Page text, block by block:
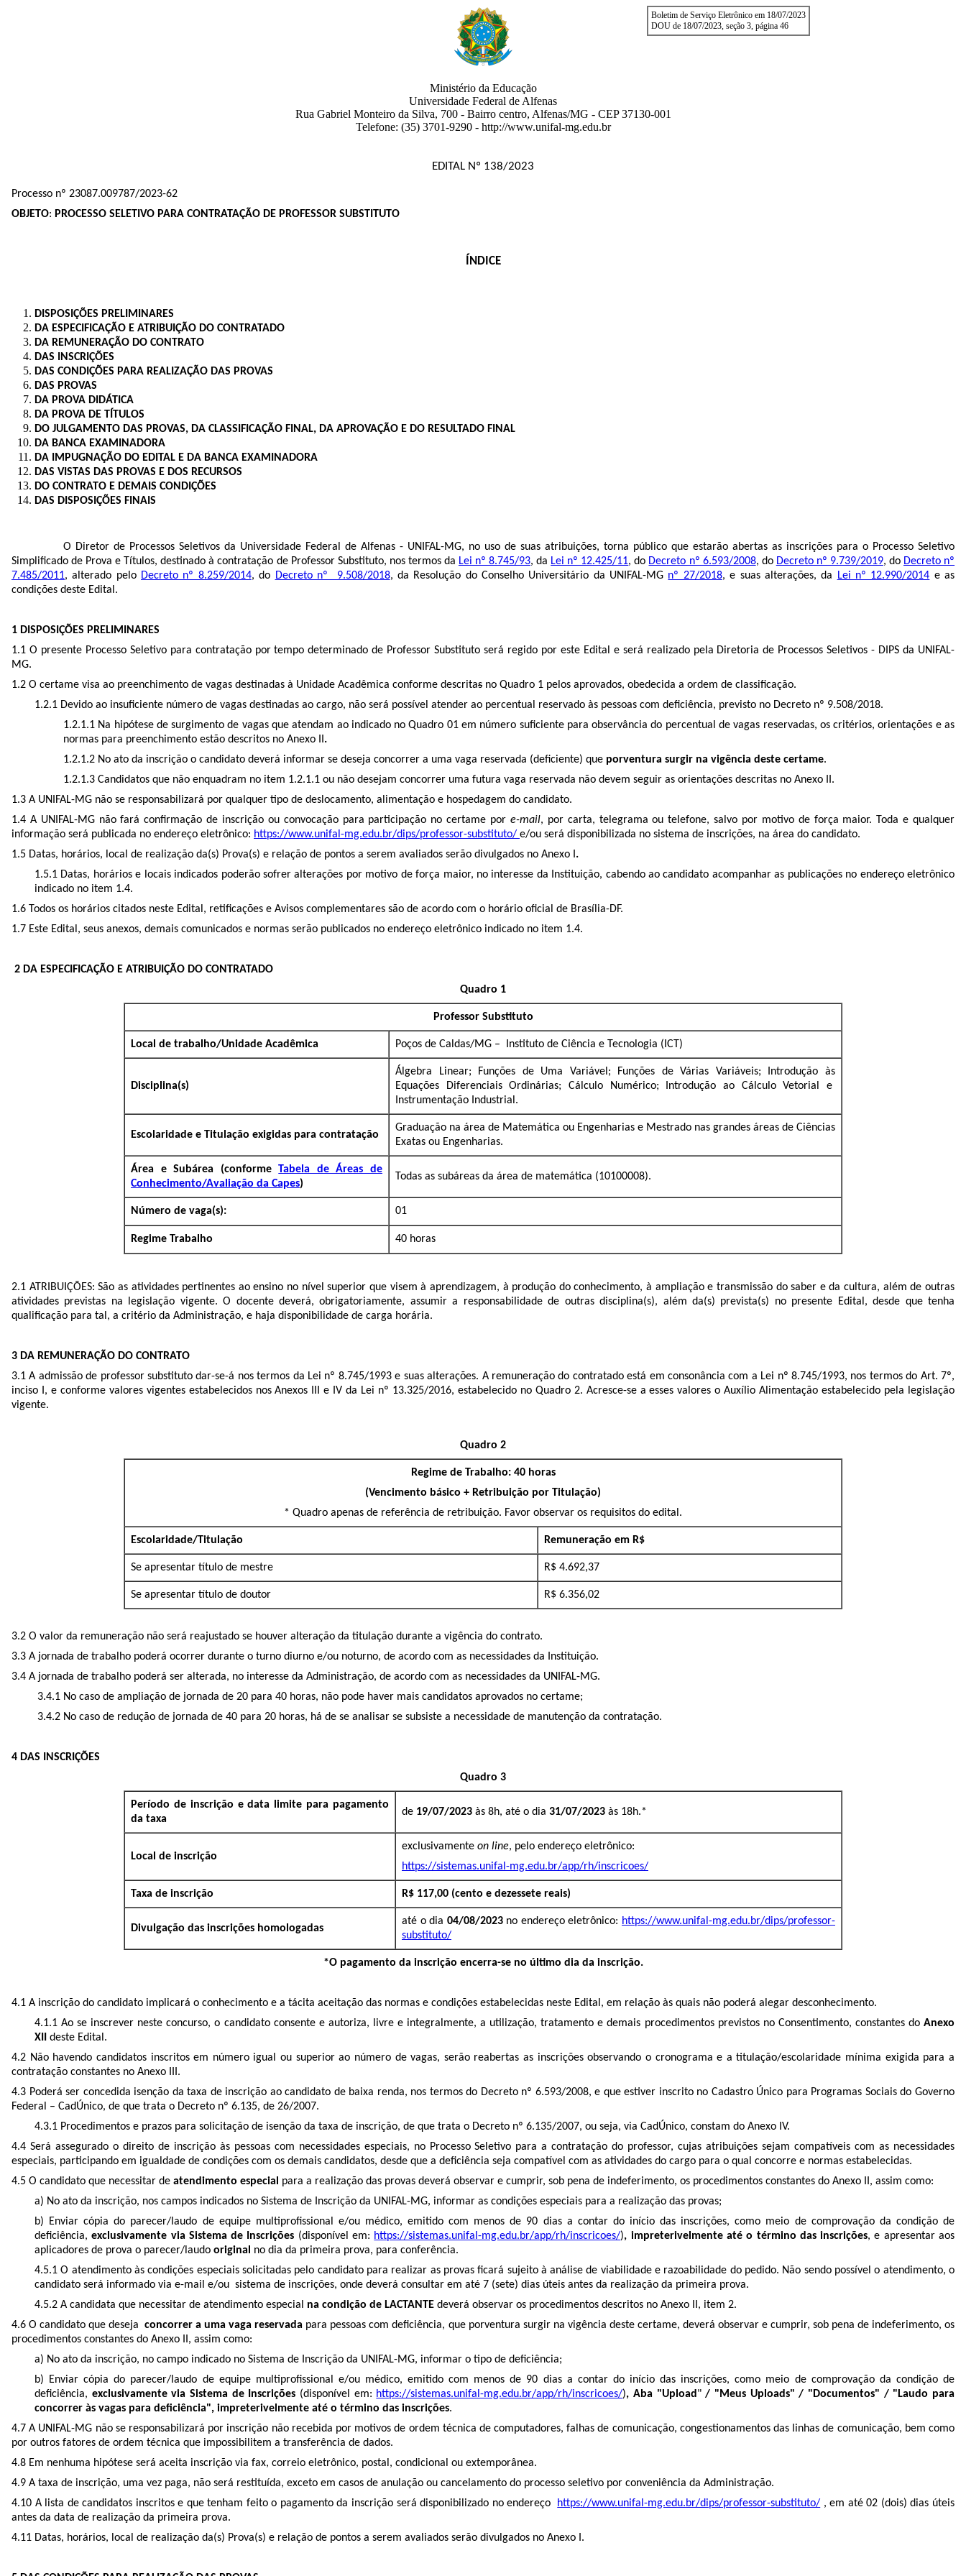
Boletim de Serviço Eletrônico em 18/07/2023
DOU de 18/07/2023, seção 3, página 46
Ministério da Educação
Universidade Federal de Alfenas
Rua Gabriel Monteiro da Silva, 700 - Bairro centro, Alfenas/MG - CEP 37130-001
Telefone: (35) 3701-9290- http://www.unifal-mg.edu.br
EDITAL Nº 138/2023
Processo nº 23087.009787/2023-62
OBJETO: PROCESSO SELETIVO PARA CONTRATAÇÃO DE PROFESSOR SUBSTITUTO
ÍNDICE
DISPOSIÇÕES PRELIMINARES
DA ESPECIFICAÇÃO E ATRIBUIÇÃO DO CONTRATADO
DA REMUNERAÇÃO DO CONTRATO
DAS INSCRIÇÕES
DAS CONDIÇÕES PARA REALIZAÇÃO DAS PROVAS
DAS PROVAS
DA PROVA DIDÁTICA
DA PROVA DE TÍTULOS
DO JULGAMENTO DAS PROVAS, DA CLASSIFICAÇÃO FINAL, DA APROVAÇÃO E DO RESULTADO FINAL
DA BANCA EXAMINADORA
DA IMPUGNAÇÃO DO EDITAL E DA BANCA EXAMINADORA
DAS VISTAS DAS PROVAS E DOS RECURSOS
DO CONTRATO E DEMAIS CONDIÇÕES
DAS DISPOSIÇÕES FINAIS
O Diretor de Processos Seletivos da Universidade Federal de Alfenas - UNIFAL-MG, no uso de suas atribuições, torna público que estarão abertas as inscrições para o Processo Seletivo
Simplificado de Prova e Títulos, destinado à contratação de Professor Substituto, nos termos da Lei nº 8.745/93, da Lei nº 12.425/11, do Decreto nº 6.593/2008, do Decreto nº 9.739/2019, do Decreto nº
7.485/2011, alterado pelo Decreto nº 8.259/2014, do Decreto nº 9.508/2018, da Resolução do Conselho Universitário da UNIFAL-MG nº 27/2018, e suas alterações, da Lei nº 12.990/2014 e as
condições deste Edital.
1 DISPOSIÇÕES PRELIMINARES
1.1 O presente Processo Seletivo para contratação por tempo determinado de Professor Substituto será regido por este Edital e será realizado pela Diretoria de Processos Seletivos - DIPS da UNIFAL-
MG.
1.2 O certame visa ao preenchimento de vagas destinadas à Unidade Acadêmica conforme descritas no Quadro 1 pelos aprovados, obedecida a ordem de classificação.
1.2.1 Devido ao insuficiente número de vagas destinadas ao cargo, não será possível atender ao percentual reservado às pessoas com deficiência, previsto no Decreto nº 9.508/2018.
1.2.1.1 Na hipótese de surgimento de vagas que atendam ao indicado no Quadro 01em número suficiente para observância do percentual de vagas reservadas, os critérios, orientações e as
normas para preenchimento estão descritos no Anexo II.
1.2.1.2 No ato da inscrição o candidato deverá informar se deseja concorrer a uma vaga reservada (deficiente) que porventura surgir na vigência deste certame.
1.2.1.3 Candidatos que não enquadram no item 1.2.1.1 ou não desejam concorrer uma futura vaga reservada não devem seguir as orientações descritas no Anexo II.
1.3 A UNIFAL-MG não se responsabilizará por qualquer tipo de deslocamento, alimentação e hospedagem do candidato.
1.4 A UNIFAL-MG não fará confirmação de inscrição ou convocação para participação no certame por e-mail, por carta, telegrama ou telefone, salvo por motivo de força maior. Toda e qualquer
informação será publicada no endereço eletrônico: https://www.unifal-mg.edu.br/dips/professor-substituto/ e/ou será disponibilizada no sistema de inscrições, na área do candidato.
1.5 Datas, horários, local de realização da(s) Prova(s) e relação de pontos a serem avaliados serão divulgados no Anexo I.
1.5.1 Datas, horários e locais indicados poderão sofrer alterações por motivo de força maior, no interesse da Instituição, cabendo ao candidato acompanhar as publicações no endereço eletrônico
indicado no item 1.4.
1.6 Todos os horários citados neste Edital, retificações e Avisos complementares são de acordo com o horário oficial de Brasília-DF.
1.7 Este Edital, seus anexos, demais comunicados e normas serão publicados no endereço eletrônico indicado no item 1.4.
2 DA ESPECIFICAÇÃO E ATRIBUIÇÃO DO CONTRATADO
Quadro 1
Professor Substituto
Local de trabalho/Unidade Acadêmica Poços de Caldas/MG – Instituto de Ciência e Tecnologia (ICT)
Disciplina(s)
Álgebra Linear; Funções de Uma Variável; Funções de Várias Variáveis; Introdução às
Equações Diferenciais Ordinárias; Cálculo Numérico; Introdução ao Cálculo Vetorial e
Instrumentação Industrial.
Escolaridade e Titulação exigidas para contratação
Graduação na área de Matemática ou Engenharias e Mestrado nas grandes áreas de Ciências
Exatas ou Engenharias.
Área e Subárea (conformeTabela de Áreas de
Conhecimento/Avaliação da Capes​)
Todas as subáreas da área de matemática (10100008).
Número de vaga(s): 01
Regime Trabalho 40 horas
2.1 ATRIBUIÇÕES: São as atividades pertinentes ao ensino no nível superior que visem à aprendizagem, à produção do conhecimento, à ampliação e transmissão do saber e da cultura, além de outras
atividades previstas na legislação vigente. O docente deverá, obrigatoriamente, assumir a responsabilidade de outras disciplina(s), além da(s) prevista(s) no presente Edital, desde que tenha
qualificação para tal, a critério da Administração, e haja disponibilidade de carga horária.
3 DA REMUNERAÇÃO DO CONTRATO
3.1 A admissão de professor substituto dar-se-á nos termos da Lei nº 8.745/1993 e suas alterações. A remuneração do contratado está em consonância com a Lei nº 8.745/1993, nos termos do Art. 7º,
inciso I, e conforme valores vigentes estabelecidos nos Anexos III e IV da Lei nº 13.325/2016, estabelecido no Quadro 2. Acresce-se a esses valores o Auxílio Alimentação estabelecido pela legislação
vigente.
Quadro 2
Regime de Trabalho: 40 horas
(Vencimento básico + Retribuição por Titulação)
* Quadro apenas de referência de retribuição. Favor observar os requisitos do edital.
Escolaridade/Titulação Remuneração em R$
Se apresentar título de mestre R$ 4.692,37
Se apresentar título de doutor R$ 6.356,02
3.2 O valor da remuneração não será reajustado se houver alteração da titulação durante a vigência do contrato.
3.3 A jornada de trabalho poderá ocorrer durante o turno diurno e/ou noturno, de acordo com as necessidades da Instituição.
3.4 A jornada de trabalho poderá ser alterada, no interesse da Administração, de acordo com as necessidades da UNIFAL-MG.
3.4.1 No caso de ampliação de jornada de 20 para 40 horas, não pode haver mais candidatos aprovados no certame;
3.4.2 No caso de redução de jornada de 40 para 20 horas, há de se analisar se subsiste a necessidade de manutenção da contratação.
4 DAS INSCRIÇÕES
Quadro 3
Período de inscrição e data limite para pagamento
da taxa
de 19/07/2023 às 8h, até o dia 31/07/2023 às 18h.*
Local de inscrição
exclusivamente on line, pelo endereço eletrônico:
https://sistemas.unifal-mg.edu.br/app/rh/inscricoes/
Taxa de inscrição R$ 117,00 (cento e dezessete reais)
Divulgação das inscrições homologadas
até o dia 04/08/2023no endereço eletrônico: https://www.unifal-mg.edu.br/dips/professor-
substituto/
*O pagamento da inscrição encerra-se no último dia da inscrição.
4.1 A inscrição do candidato implicará o conhecimento e a tácita aceitação das normas e condições estabelecidas neste Edital, em relação às quais não poderá alegar desconhecimento.
4.1.1 Ao se inscrever neste concurso, o candidato consente e autoriza, livre e integralmente, a utilização, tratamento e demais procedimentos previstos no Consentimento, constantes do Anexo
XII deste Edital.
4.2 Não havendo candidatos inscritos em número igual ou superior ao número de vagas, serão reabertas as inscrições observando o cronograma e a titulação/escolaridade mínima exigida para a
contratação constantes no Anexo III.
4.3 Poderá ser concedida isenção da taxa de inscrição ao candidato de baixa renda, nos termos do Decreto nº 6.593/2008, e que estiver inscrito no Cadastro Único para Programas Sociais do Governo
Federal – CadÚnico, de que trata o Decreto nº 6.135, de 26/2007.
4.3.1 Procedimentos e prazos para solicitação de isenção da taxa de inscrição, de que trata o Decreto nº 6.135/2007, ou seja, via CadÚnico, constam do Anexo IV.
4.4 Será assegurado o direito de inscrição às pessoas com necessidades especiais, no Processo Seletivo para a contratação do professor, cujas atribuições sejam compatíveis com as necessidades
especiais, participando em igualdade de condições com os demais candidatos, desde que a deficiência seja compatível com as atividades do cargo para o qual concorre e normas estabelecidas.
4.5 O candidato que necessitar de atendimento especial para a realização das provas deverá observar e cumprir, sob pena de indeferimento, os procedimentos constantes do Anexo II, assim como:
a) No ato da inscrição, nos campos indicados no Sistema de Inscrição da UNIFAL-MG, informar as condições especiais para a realização das provas;
b) Enviar cópia do parecer/laudo de equipe multiprofissional e/ou médico, emitido com menos de 90 dias a contar do início das inscrições, como meio de comprovação da condição de
deficiência,exclusivamente via Sistema de Inscrições (disponível em: https://sistemas.unifal-mg.edu.br/app/rh/inscricoes/), impreterivelmente até o término das inscrições, e apresentar aos
aplicadores de prova o parecer/laudo original no dia da primeira prova, para conferência.
4.5.1 O atendimento às condições especiais solicitadas pelo candidato para realizar as provas ficará sujeito à análise de viabilidade e razoabilidade do pedido. Não sendo possível o atendimento, o
candidato será informado via e-mail e/ou sistema de inscrições, onde deverá consultar em até 7 (sete) dias úteis antes da realização da primeira prova.
4.5.2 A candidata que necessitar de atendimento especial na condição de LACTANTE deverá observar os procedimentos descritos no Anexo II, item 2.
4.6 O candidato que desejaconcorrer a uma vaga reservada para pessoas com deficiência, que porventura surgir na vigência deste certame, deverá observar e cumprir, sob pena de indeferimento, os
procedimentos constantes do Anexo II, assim como:
a) No ato da inscrição, no campo indicado no Sistema de Inscrição da UNIFAL-MG, informar o tipo de deficiência;
b) Enviar cópia do parecer/laudo de equipe multiprofissional e/ou médico, emitido com menos de 90 dias a contar do início das inscrições, como meio de comprovação da condição de
deficiência, exclusivamente via Sistema de Inscrições (disponível em: https://sistemas.unifal-mg.edu.br/app/rh/inscricoes/), Aba "Upload"/ "Meus Uploads" / "Documentos" / "Laudo para
concorrer às vagas para deficiência", impreterivelmente até o término das inscrições.
4.7 A UNIFAL-MG não se responsabilizará por inscrição não recebida por motivos de ordem técnica de computadores, falhas de comunicação, congestionamentos das linhas de comunicação, bem como
por outros fatores de ordem técnica que impossibilitem a transferência de dados.
4.8 Em nenhuma hipótese será aceita inscrição via fax, correio eletrônico, postal, condicional ou extemporânea.
4.9 A taxa de inscrição, uma vez paga, não será restituída, exceto em casos de anulação ou cancelamento do processo seletivo por conveniência da Administração.
4.10 A lista de candidatos inscritos e que tenham feito o pagamento da inscrição será disponibilizado no endereço https://www.unifal-mg.edu.br/dips/professor-substituto/ , em até 02 (dois) dias úteis
antes da data de realização da primeira prova.
4.11 Datas, horários, local de realização da(s) Prova(s) e relação de pontos a serem avaliados serão divulgados no Anexo I.